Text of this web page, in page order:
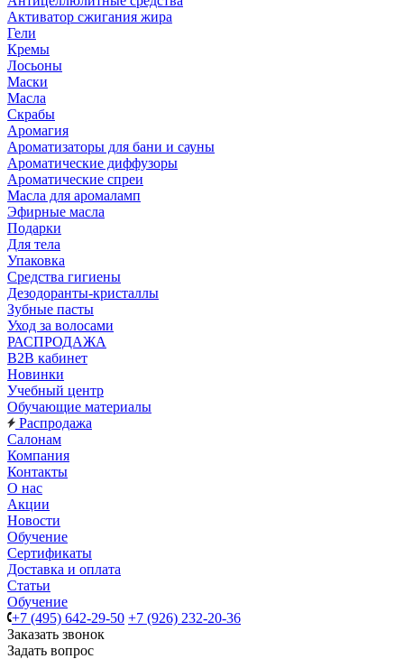
Активатор сжигания жира
Гели
Кремы
Лосьоны
Маски
Масла
Скрабы
Аромагия
Ароматизаторы для бани и сауны
Ароматические диффузоры
Ароматические спреи
Масла для аромаламп
Эфирные масла
Подарки
Для тела
Упаковка
Средства гигиены
Дезодоранты-кристаллы
Зубные пасты
Уход за волосами
РАСПРОДАЖА
B2B кабинет
Новинки
Учебный центр
Обучающие материалы
Распродажа
Салонам
Компания
Контакты
О нас
Акции
Новости
Обучение
Сертификаты
Доставка и оплата
Статьи
Обучение
+7 (495) 642-29-50 +7 (926) 232-20-36
Заказать звонок
Задать вопрос